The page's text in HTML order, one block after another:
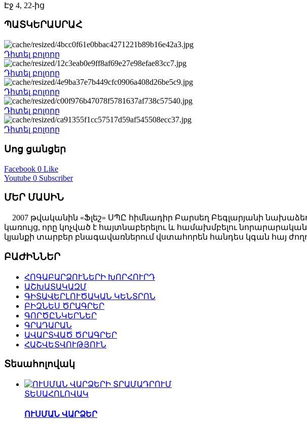
Էջ 4, 22-ից
ՊԱՏԿԵՐԱՍՐԱՀ
Դիտել բոլորը
Դիտել բոլորը
Դիտել բոլորը
Դիտել բոլորը
Դիտել բոլորը
Սոց ցանցեր
Facebook 0 Like
Youtube 0 Subscriber
ՄԵՐ ՄԱՍԻՆ
2007 թվականին «Ֆլեշ» ՍՊԸ հիմնադիր Բարսեղ Բեգլարյանի
կառույց, որը կոչված է հայտնաբերելու և համախմբելու
կյանքի տարբեր բնագավառներում վստահորեն հանդես կգան հայ
ԲԱԺԻՆՆԵՐ
ՀՈԳԱԲԱՐՁՈՒՆԵՐԻ ԽՈՐՀՈՒՐԴ
ԱՇԽԱՏԱԿԱԶՄ
ԳԻՏԱՎԵՐԼՈՒԾԱԿԱՆ ԿԵՆՏՐՈՆ
ԲԻԶՆԵՍ ԾՐԱԳՐԵՐ
ԳՈՐԾԸՆԿԵՐՆԵՐ
ԳՐԱԴԱՐԱՆ
ԱՎԱՐՏՎԱԾ ԾՐԱԳՐԵՐ
ՀԱՇՎԵՏՎՈՒԹՅՈՒՆ
Տեսահոլովակ
ՏԵՍԱՀՈԼՈՎԱԿ
ՈՒՍՄԱՆ ՎԱՐՁԵՐ